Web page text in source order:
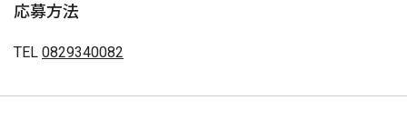
応募方法
TEL 0829340082